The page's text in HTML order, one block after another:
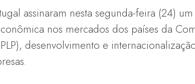
assinaram nesta segunda-feira (24)
nos mercados dos países da
desenvolvimento e